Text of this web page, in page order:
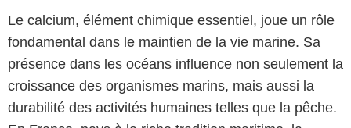
Le calcium, élément chimique essentiel, joue un rôle
fondamental dans le maintien de la vie marine. Sa
présence dans les océans influence non seulement la
croissance des organismes marins, mais aussi la
durabilité des activités humaines telles que la pêche.